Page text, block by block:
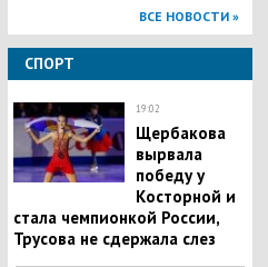
ВСЕ НОВОСТИ »
СПОРТ
19:02
Щербакова
вырвала
победу у
Косторной и
стала чемпионкой России,
Трусова не сдержала слез